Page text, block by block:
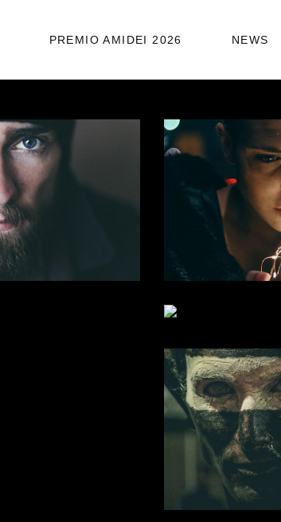
PREMIO AMIDEI 2026 NEWS
SEE